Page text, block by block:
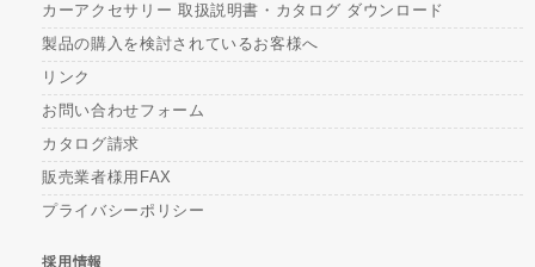
カーアクセサリー 取扱説明書・カタログ ダウンロード
製品の購入を検討されているお客様へ
リンク
お問い合わせフォーム
カタログ請求
販売業者様用FAX
プライバシーポリシー
採用情報